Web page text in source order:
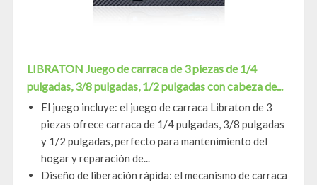
LIBRATON Juego de carraca de 3 piezas de 1/4
pulgadas, 3/8 pulgadas, 1/2 pulgadas con cabeza de...
El juego incluye: el juego de carraca Libraton de 3
piezas ofrece carraca de 1/4 pulgadas, 3/8 pulgadas
y 1/2 pulgadas, perfecto para mantenimiento del
hogar y reparación de...
Diseño de liberación rápida: el mecanismo de carraca